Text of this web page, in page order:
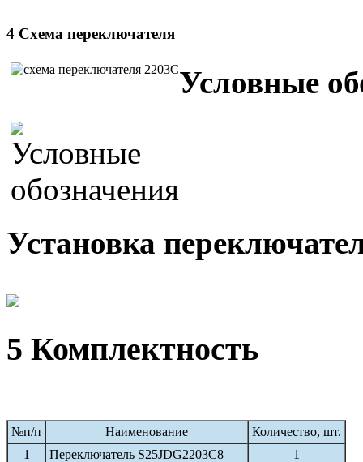
4 Схема переключателя
Условные
Установка
5 Комплектность
№п/п Наименование
Количество, шт.
1
Переключатель S25JDG2203C8
1